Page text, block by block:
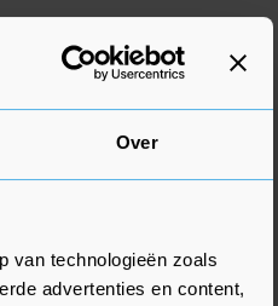
Over
van technologieën zoals
advertenties en content,